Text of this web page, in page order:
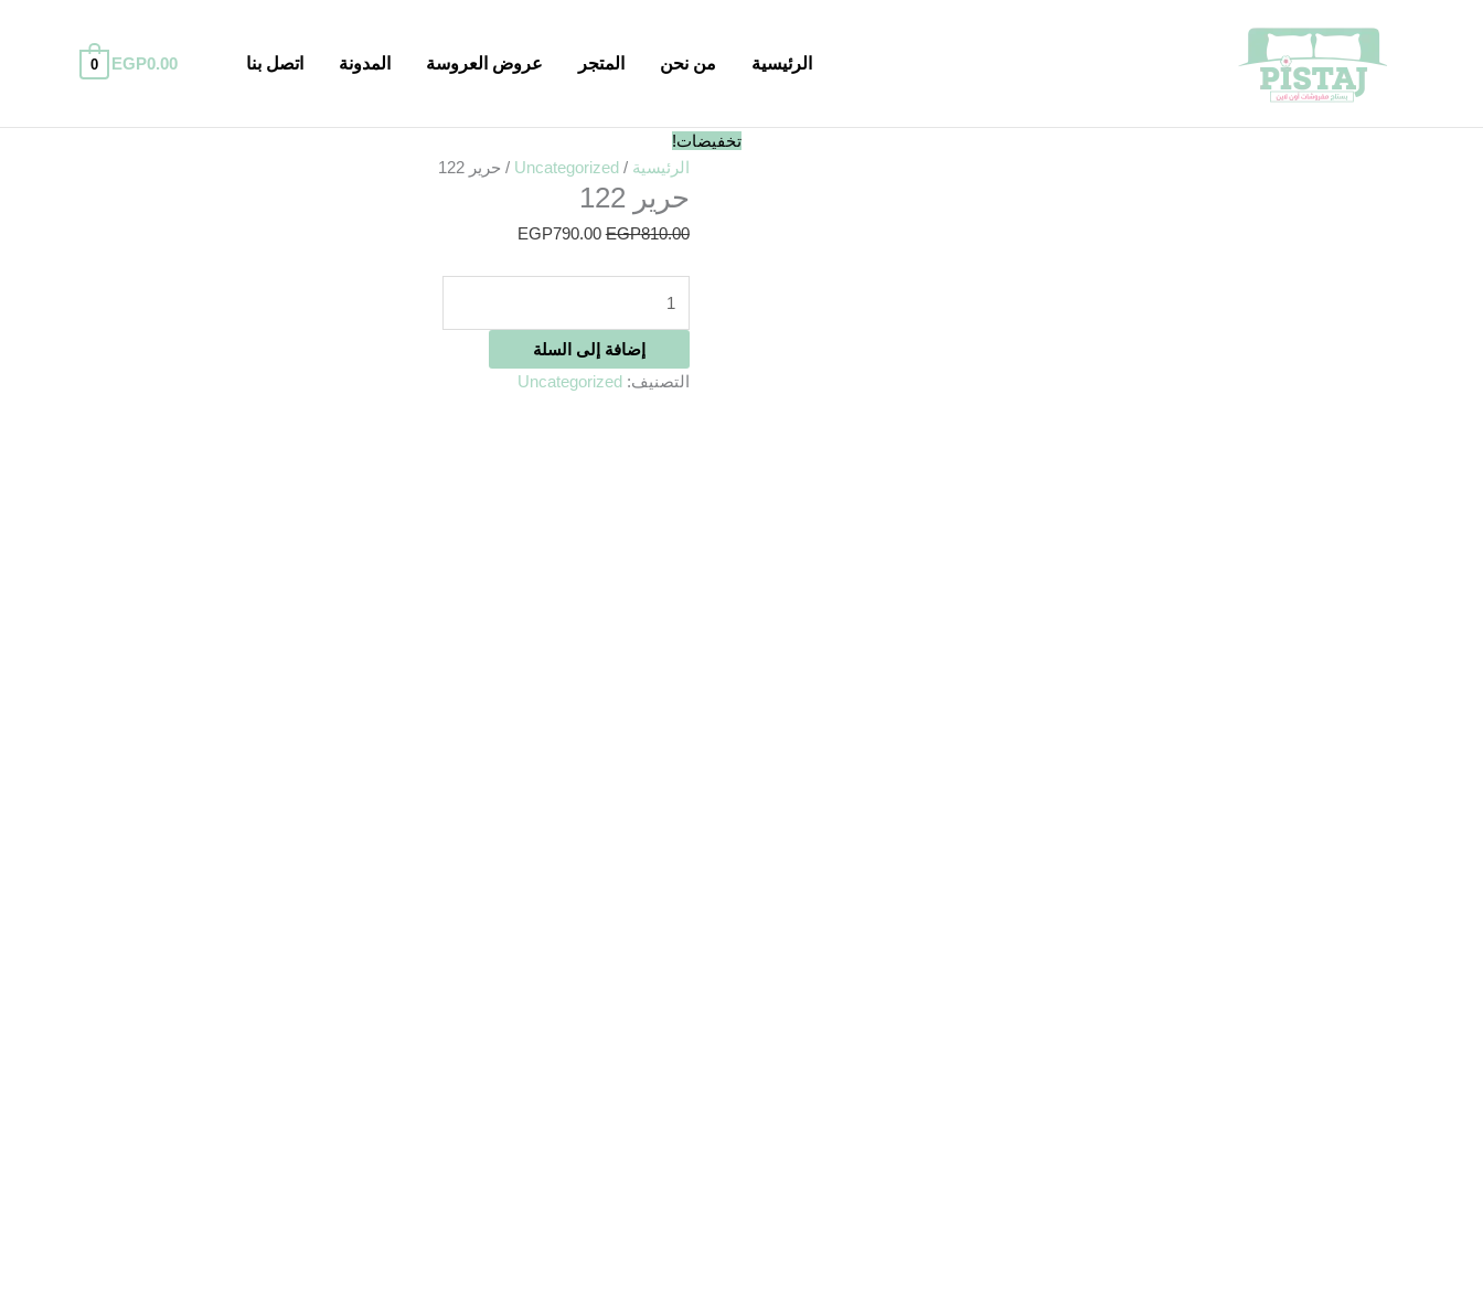
الرئيسية من نحن المتجر عروض العروسة المدونة اتصل بنا EGP0.00
0
تخفيضات!
الرئيسية /
Uncategorized / حرير 122
حرير 122
EGP810.00
الأصلي
هو:
EGP790.00
الحالي
كمية
حرير
122
إضافة إلى السلة
التصنيف:Uncategorized